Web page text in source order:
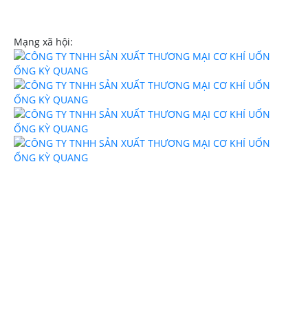
Mạng xã hội: